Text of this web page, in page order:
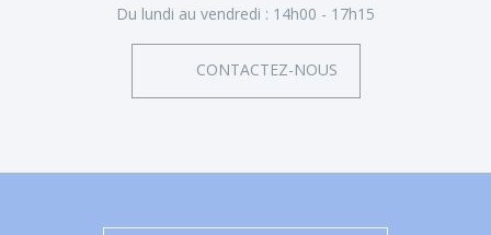
Du lundi au vendredi : 14h00 - 17h15
CONTACTEZ-NOUS